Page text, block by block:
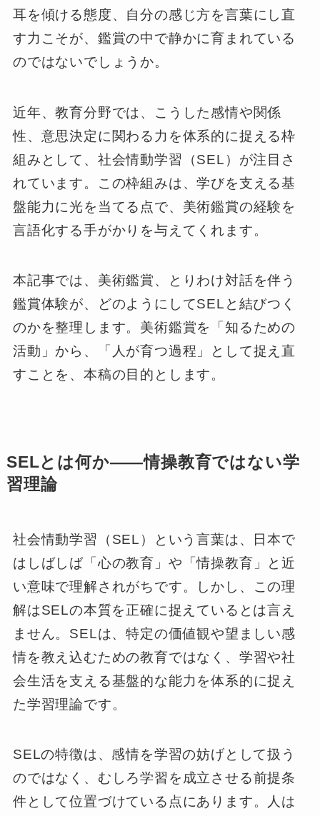
耳を傾ける態度、自分の感じ方を言葉にし直
す力こそが、鑑賞の中で静かに育まれている
のではないでしょうか。
近年、教育分野では、こうした感情や関係
性、意思決定に関わる力を体系的に捉える枠
組みとして、社会情動学習（SEL）が注目さ
れています。この枠組みは、学びを支える基
盤能力に光を当てる点で、美術鑑賞の経験を
言語化する手がかりを与えてくれます。
本記事では、美術鑑賞、とりわけ対話を伴う
鑑賞体験が、どのようにしてSELと結びつく
のかを整理します。美術鑑賞を「知るための
活動」から、「人が育つ過程」として捉え直
すことを、本稿の目的とします。
SELとは何か――情操教育ではない学
習理論
社会情動学習（SEL）という言葉は、日本で
はしばしば「心の教育」や「情操教育」と近
い意味で理解されがちです。しかし、この理
解はSELの本質を正確に捉えているとは言え
ません。SELは、特定の価値観や望ましい感
情を教え込むための教育ではなく、学習や社
会生活を支える基盤的な能力を体系的に捉え
た学習理論です。
SELの特徴は、感情を学習の妨げとして扱う
のではなく、むしろ学習を成立させる前提条
件として位置づけている点にあります。人は